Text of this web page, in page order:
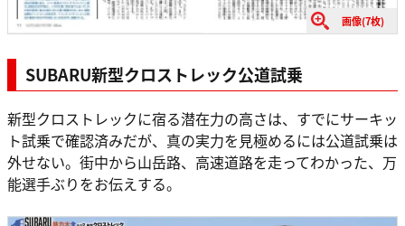
画像(7枚)
SUBARU新型クロストレック公道試乗
新型クロストレックに宿る潜在力の高さは、すでにサーキッ
ト試乗で確認済みだが、真の実力を見極めるには公道試乗は
外せない。街中から山岳路、高速道路を走ってわかった、万
能選手ぶりをお伝えする。